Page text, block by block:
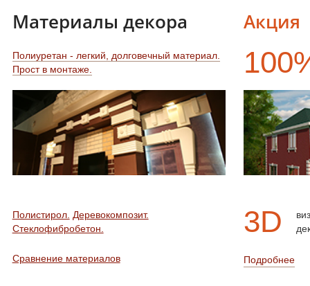
Акция
3D
Подробнее
Материалы декора
Полиуретан - легкий, долговечный материал.
Прост в монтаже.
Полистирол. Деревокомпозит.
Стеклофибробетон.
Сравнение материалов